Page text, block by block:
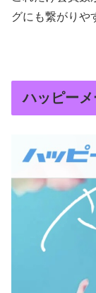
グにも繋がりや
ハッピー